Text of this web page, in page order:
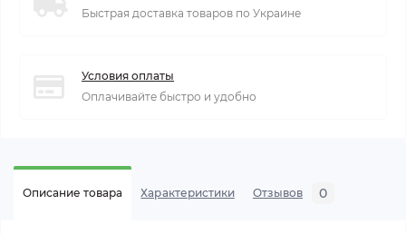
Быстрая доставка товаров по Украине
Условия оплаты
Оплачивайте быстро и удобно
Описание товара Характеристики Отзывов 0